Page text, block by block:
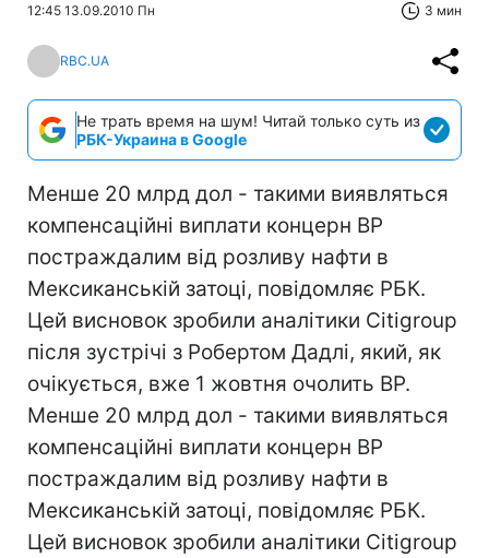
12:45 13.09.2010 Пн 3 мин
RBC.UA
Не трать время на шум! Читай только суть из
РБК-Украина в Google
Менше 20 млрд дол - такими виявляться
компенсаційні виплати концерн ВР
постраждалим від розливу нафти в
Мексиканській затоці, повідомляє РБК.
Цей висновок зробили аналітики Citigroup
після зустрічі з Робертом Дадлі, який, як
очікується, вже 1 жовтня очолить BP.
Менше 20 млрд дол - такими виявляться
компенсаційні виплати концерн ВР
постраждалим від розливу нафти в
Мексиканській затоці, повідомляє РБК.
Цей висновок зробили аналітики Citigroup